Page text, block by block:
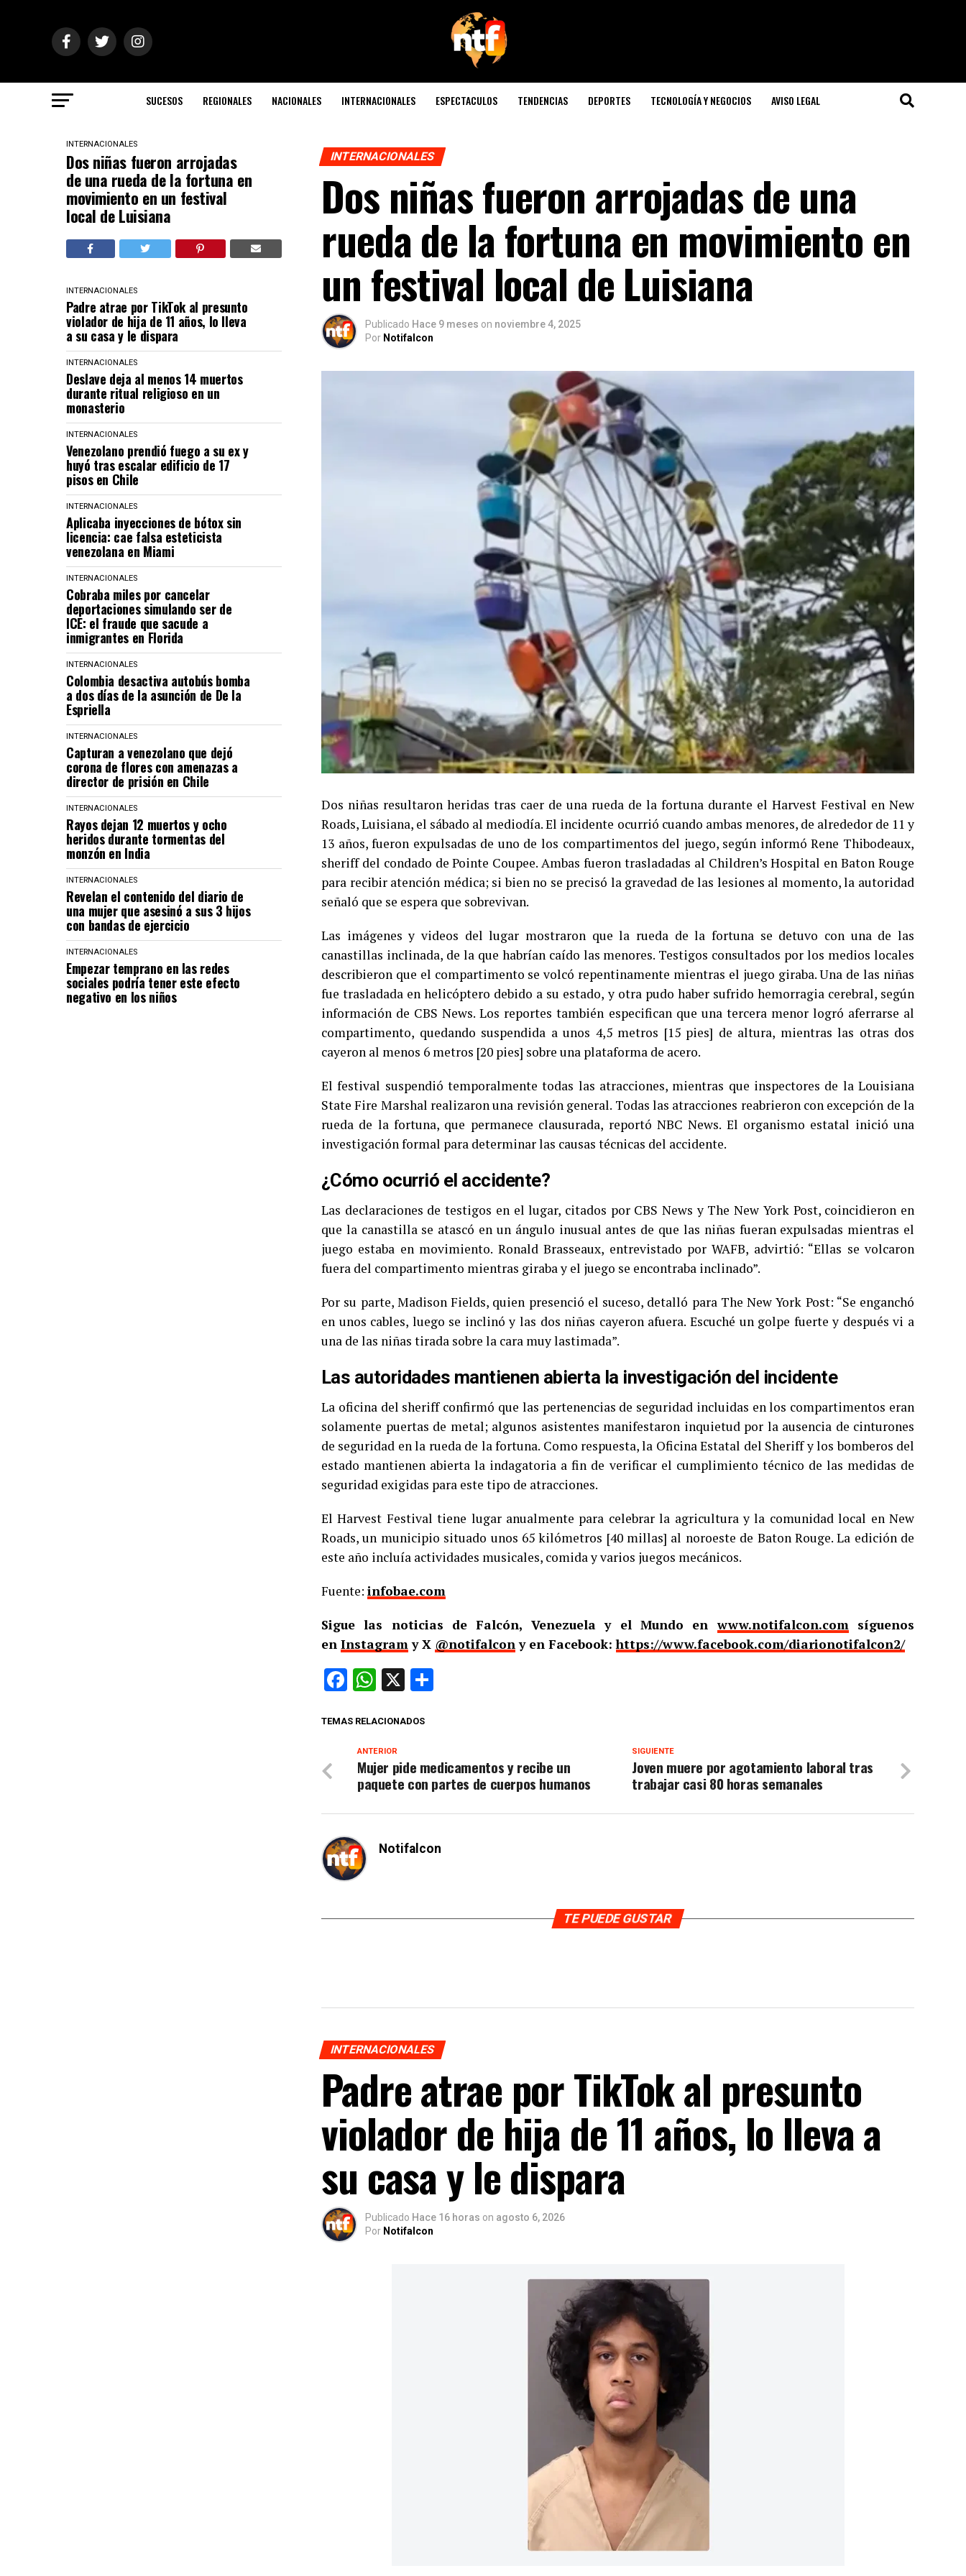
SUCESOS REGIONALES NACIONALES INTERNACIONALES ESPECTACULOS TENDENCIAS DEPORTES TECNOLOGÍA Y NEGOCIOS AVISO LEGAL
INTERNACIONALES
Dos niñas fueron arrojadas
de una rueda de la fortuna en
movimiento en un festival
local de Luisiana
INTERNACIONALES
Padre atrae por TikTok al presunto
violador de hija de 11 años, lo lleva
a su casa y le dispara
INTERNACIONALES
Deslave deja al menos 14 muertos
durante ritual religioso en un
monasterio
INTERNACIONALES
Venezolano prendió fuego a su ex y
huyó tras escalar edificio de 17
pisos en Chile
INTERNACIONALES
Aplicaba inyecciones de bótox sin
licencia: cae falsa esteticista
venezolana en Miami
INTERNACIONALES
Cobraba miles por cancelar
deportaciones simulando ser de
ICE: el fraude que sacude a
inmigrantes en Florida
INTERNACIONALES
Colombia desactiva autobús bomba
a dos días de la asunción de De la
Espriella
INTERNACIONALES
Capturan a venezolano que dejó
corona de flores con amenazas a
director de prisión en Chile
INTERNACIONALES
Rayos dejan 12 muertos y ocho
heridos durante tormentas del
monzón en India
INTERNACIONALES
Revelan el contenido del diario de
una mujer que asesinó a sus 3 hijos
con bandas de ejercicio
INTERNACIONALES
Empezar temprano en las redes
sociales podría tener este efecto
negativo en los niños
INTERNACIONALES
Dos niñas fueron arrojadas de una
rueda de la fortuna en movimiento en
un festival local de Luisiana
Publicado Hace 9 meses on noviembre 4, 2025
Por Notifalcon
Dos niñas resultaron heridas tras caer de una rueda de la fortuna durante el Harvest Festival en New
Roads, Luisiana, el sábado al mediodía. El incidente ocurrió cuando ambas menores, de alrededor de 11 y
13 años, fueron expulsadas de uno de los compartimentos del juego, según informó Rene Thibodeaux,
sheriff del condado de Pointe Coupee. Ambas fueron trasladadas al Children’s Hospital en Baton Rouge
para recibir atención médica; si bien no se precisó la gravedad de las lesiones al momento, la autoridad
señaló que se espera que sobrevivan.
Las imágenes y videos del lugar mostraron que la rueda de la fortuna se detuvo con una de las
canastillas inclinada, de la que habrían caído las menores. Testigos consultados por los medios locales
describieron que el compartimento se volcó repentinamente mientras el juego giraba. Una de las niñas
fue trasladada en helicóptero debido a su estado, y otra pudo haber sufrido hemorragia cerebral, según
información de CBS News. Los reportes también especifican que una tercera menor logró aferrarse al
compartimento, quedando suspendida a unos 4,5 metros [15 pies] de altura, mientras las otras dos
cayeron al menos 6 metros [20 pies] sobre una plataforma de acero.
El festival suspendió temporalmente todas las atracciones, mientras que inspectores de la Louisiana
State Fire Marshal realizaron una revisión general. Todas las atracciones reabrieron con excepción de la
rueda de la fortuna, que permanece clausurada, reportó NBC News. El organismo estatal inició una
investigación formal para determinar las causas técnicas del accidente.
¿Cómo ocurrió el accidente?
Las declaraciones de testigos en el lugar, citados por CBS News y The New York Post, coincidieron en
que la canastilla se atascó en un ángulo inusual antes de que las niñas fueran expulsadas mientras el
juego estaba en movimiento. Ronald Brasseaux, entrevistado por WAFB, advirtió: “Ellas se volcaron
fuera del compartimento mientras giraba y el juego se encontraba inclinado”.
Por su parte, Madison Fields, quien presenció el suceso, detalló para The New York Post: “Se enganchó
en unos cables, luego se inclinó y las dos niñas cayeron afuera. Escuché un golpe fuerte y después vi a
una de las niñas tirada sobre la cara muy lastimada”.
Las autoridades mantienen abierta la investigación del incidente
La oficina del sheriff confirmó que las pertenencias de seguridad incluidas en los compartimentos eran
solamente puertas de metal; algunos asistentes manifestaron inquietud por la ausencia de cinturones
de seguridad en la rueda de la fortuna. Como respuesta, la Oficina Estatal del Sheriff y los bomberos del
estado mantienen abierta la indagatoria a fin de verificar el cumplimiento técnico de las medidas de
seguridad exigidas para este tipo de atracciones.
El Harvest Festival tiene lugar anualmente para celebrar la agricultura y la comunidad local en New
Roads, un municipio situado unos 65 kilómetros [40 millas] al noroeste de Baton Rouge. La edición de
este año incluía actividades musicales, comida y varios juegos mecánicos.
Fuente: infobae.com
Sigue las noticias de Falcón, Venezuela y el Mundo enwww.notifalcon.comsíguenos
en Instagramy X @notifalcony en Facebook:https://www.facebook.com/diarionotifalcon2/
Facebook
WhatsApp
X
TEMAS RELACIONADOS
SIGUIENTE
Joven muere por agotamiento laboral tras
trabajar casi 80 horas semanales
ANTERIOR
Mujer pide medicamentos y recibe un
paquete con partes de cuerpos humanos
Notifalcon
TE PUEDE GUSTAR
INTERNACIONALES
Padre atrae por TikTok al presunto
violador de hija de 11 años, lo lleva a
su casa y le dispara
Publicado Hace 16 horas on agosto 6, 2026
Por Notifalcon